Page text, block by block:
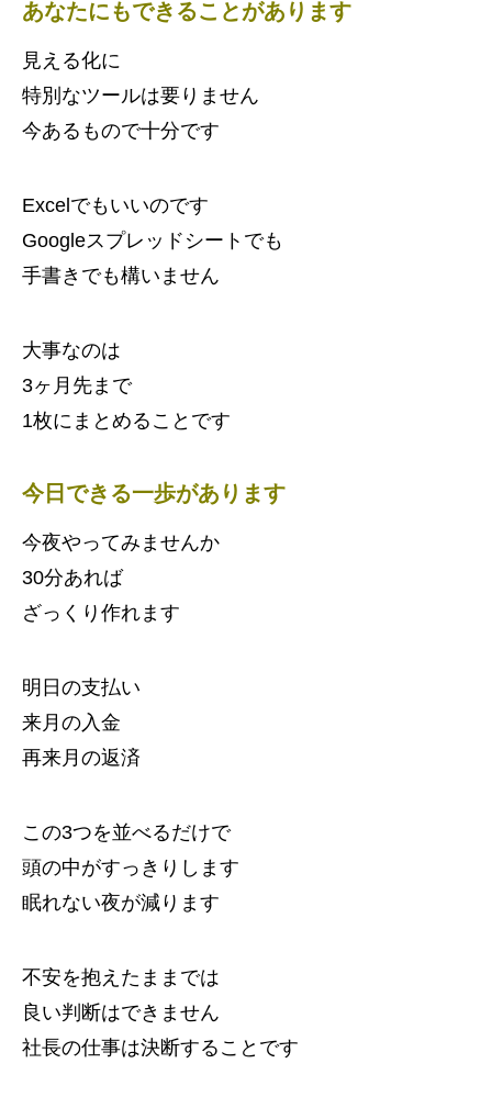
あなたにもできることがあります
見える化に
特別なツールは要りません
今あるもので十分です
Excelでもいいのです
Googleスプレッドシートでも
手書きでも構いません
大事なのは
3ヶ月先まで
1枚にまとめることです
今日できる一歩があります
今夜やってみませんか
30分あれば
ざっくり作れます
明日の支払い
来月の入金
再来月の返済
この3つを並べるだけで
頭の中がすっきりします
眠れない夜が減ります
不安を抱えたままでは
良い判断はできません
社長の仕事は決断することです